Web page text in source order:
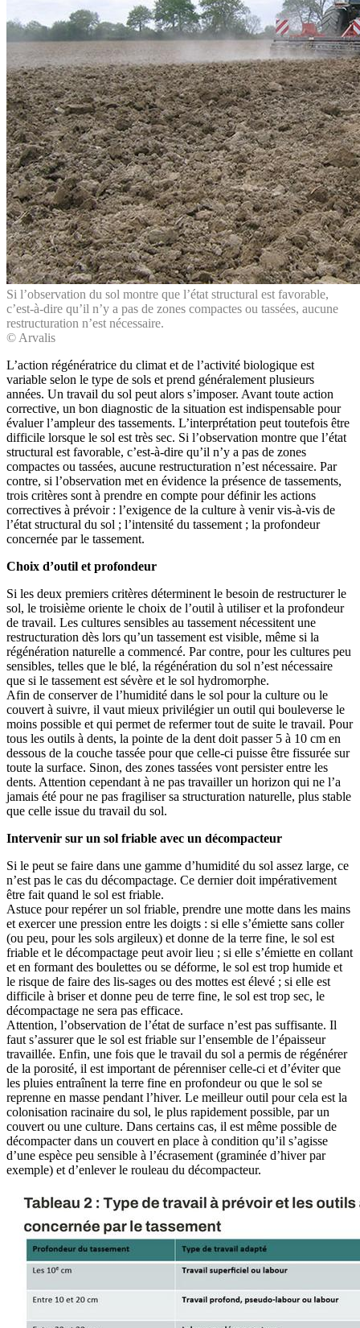
Si l’observation du sol montre que l’état structural est favorable,
c’est-à-dire qu’il n’y a pas de zones compactes ou tassées, aucune
restructuration n’est nécessaire.
© Arvalis
L’action régénératrice du climat et de l’activité biologique est
variable selon le type de sols et prend généralement plusieurs
années. Un travail du sol peut alors s’imposer. Avant toute action
corrective, un bon diagnostic de la situation est indispensable pour
évaluer l’ampleur des tassements. L’interprétation peut toutefois être
difficile lorsque le sol est très sec. Si l’observation montre que l’état
structural est favorable, c’est-à-dire qu’il n’y a pas de zones
compactes ou tassées, aucune restructuration n’est nécessaire. Par
contre, si l’observation met en évidence la présence de tassements,
trois critères sont à prendre en compte pour définir les actions
correctives à prévoir : l’exigence de la culture à venir vis-à-vis de
l’état structural du sol ; l’intensité du tassement ; la profondeur
concernée par le tassement.
Choix d’outil et profondeur
Si les deux premiers critères déterminent le besoin de restructurer le
sol, le troisième oriente le choix de l’outil à utiliser et la profondeur
de travail. Les cultures sensibles au tassement nécessitent une
restructuration dès lors qu’un tassement est visible, même si la
régénération naturelle a commencé. Par contre, pour les cultures peu
sensibles, telles que le blé, la régénération du sol n’est nécessaire
que si le tassement est sévère et le sol hydromorphe.
Afin de conserver de l’humidité dans le sol pour la culture ou le
couvert à suivre, il vaut mieux privilégier un outil qui bouleverse le
moins possible et qui permet de refermer tout de suite le travail. Pour
tous les outils à dents, la pointe de la dent doit passer 5 à 10 cm en
dessous de la couche tassée pour que celle-ci puisse être fissurée sur
toute la surface. Sinon, des zones tassées vont persister entre les
dents. Attention cependant à ne pas travailler un horizon qui ne l’a
jamais été pour ne pas fragiliser sa structuration naturelle, plus stable
que celle issue du travail du sol.
Intervenir sur un sol friable avec un décompacteur
Si le peut se faire dans une gamme d’humidité du sol assez large, ce
n’est pas le cas du décompactage. Ce dernier doit impérativement
être fait quand le sol est friable.
Astuce pour repérer un sol friable, prendre une motte dans les mains
et exercer une pression entre les doigts : si elle s’émiette sans coller
(ou peu, pour les sols argileux) et donne de la terre fine, le sol est
friable et le décompactage peut avoir lieu ; si elle s’émiette en collant
et en formant des boulettes ou se déforme, le sol est trop humide et
le risque de faire des lis-sages ou des mottes est élevé ; si elle est
difficile à briser et donne peu de terre fine, le sol est trop sec, le
décompactage ne sera pas efficace.
Attention, l’observation de l’état de surface n’est pas suffisante. Il
faut s’assurer que le sol est friable sur l’ensemble de l’épaisseur
travaillée. Enfin, une fois que le travail du sol a permis de régénérer
de la porosité, il est important de pérenniser celle-ci et d’éviter que
les pluies entraînent la terre fine en profondeur ou que le sol se
reprenne en masse pendant l’hiver. Le meilleur outil pour cela est la
colonisation racinaire du sol, le plus rapidement possible, par un
couvert ou une culture. Dans certains cas, il est même possible de
décompacter dans un couvert en place à condition qu’il s’agisse
d’une espèce peu sensible à l’écrasement (graminée d’hiver par
exemple) et d’enlever le rouleau du décompacteur.